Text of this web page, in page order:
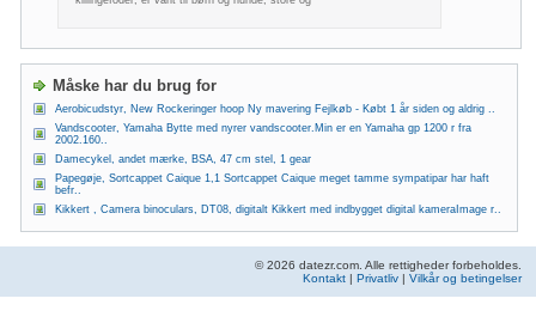
Måske har du brug for
Aerobicudstyr, New Rockeringer hoop Ny mavering Fejlkøb - Købt 1 år siden og aldrig ..
Vandscooter, Yamaha Bytte med nyrer vandscooter.Min er en Yamaha gp 1200 r fra
2002.160..
Damecykel, andet mærke, BSA, 47 cm stel, 1 gear
Papegøje, Sortcappet Caique 1,1 Sortcappet Caique meget tamme sympatipar har haft
befr..
Kikkert , Camera binoculars, DT08, digitalt Kikkert med indbygget digital kameraImage r..
© 2026 datezr.com. Alle rettigheder forbeholdes.
Kontakt | Privatliv | Vilkår og betingelser